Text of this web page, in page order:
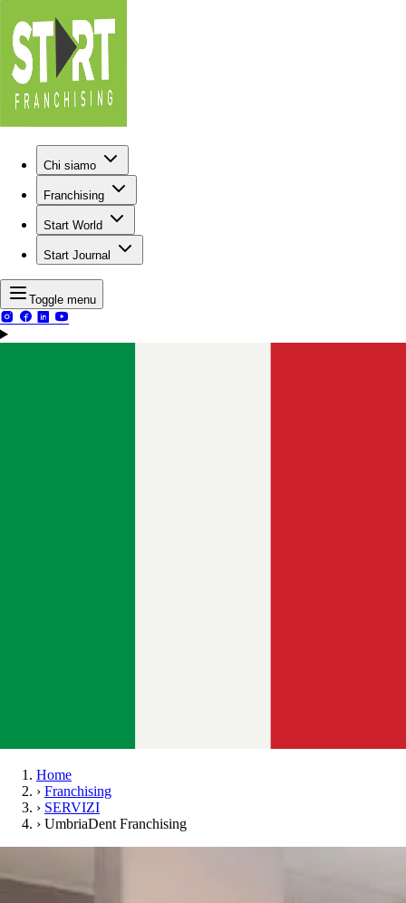
Chi siamo
Franchising
Start World
Start Journal
Toggle menu
Home
› Franchising
› SERVIZI
› UmbriaDent Franchising